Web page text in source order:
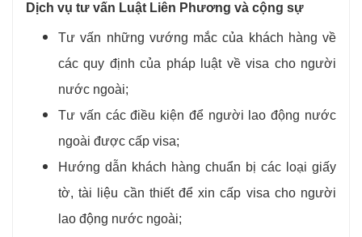
Dịch vụ tư vấn Luật Liên Phương và cộng sự
Tư vấn những vướng mắc của khách hàng về
các quy định của pháp luật về visa cho người
nước ngoài;
Tư vấn các điều kiện để người lao động nước
ngoài được cấp visa;
Hướng dẫn khách hàng chuẩn bị các loại giấy
tờ, tài liệu cần thiết để xin cấp visa cho người
lao động nước ngoài;